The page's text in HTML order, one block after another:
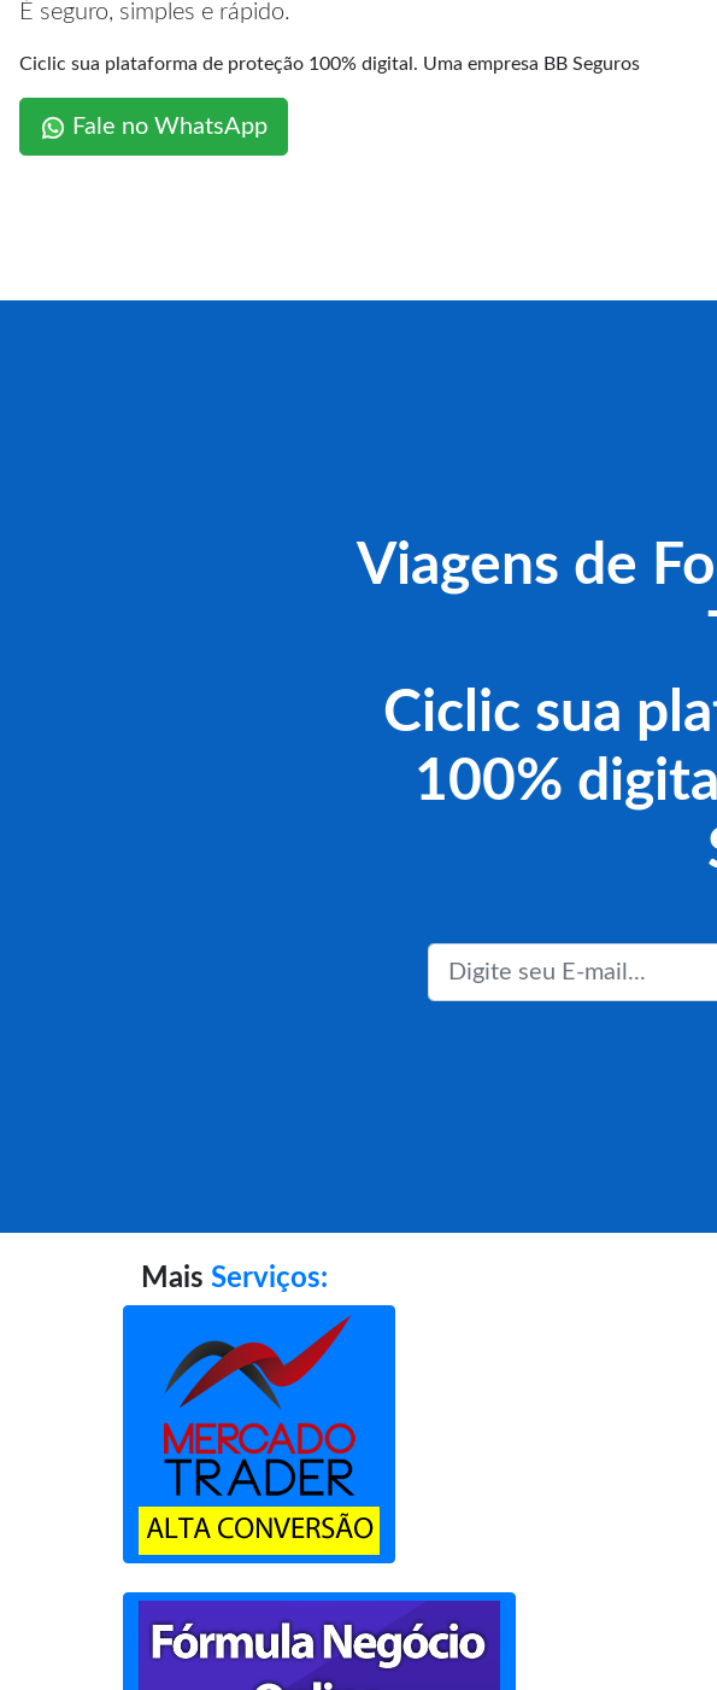
É seguro, simples e rápido.
Ciclic sua plataforma de proteção 100% digital. Uma empresa BB Seguros
Fale no WhatsApp
Viagens de
Ciclic sua
100%
Mais Serviços: